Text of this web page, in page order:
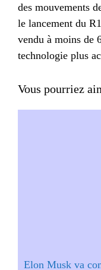
des mouvements
le lancement du
vendu à moins de
technologie plus
Vous pourriez
Elon Musk va